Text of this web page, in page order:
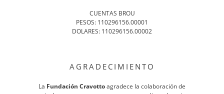
CUENTAS BROU
PESOS: 110296156.00001
DOLARES: 110296156.00002
AGRADECIMIENTO
La Fundación Cravottoagradece la colaboración de